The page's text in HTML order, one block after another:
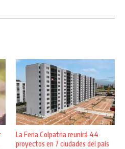
La Feria Colpatria reunirá 44
proyectos en 7 ciudades del país